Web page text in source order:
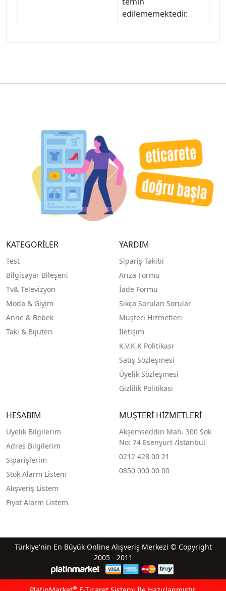
edilememektedir.
KATEGORİLER
Test
Bilgisayar Bileşeni
Tv& Televizyon
Moda & Giyim
Anne & Bebek
Takı & Bijüteri
YARDIM
Sipariş Takibi
Arıza Formu
İade Formu
Sıkça Sorulan Sorular
Müşteri Hizmetleri
İletişim
K.V.K.K Politikası
Satış Sözleşmesi
Üyelik Sözleşmesi
Gizlilik Politikası
HESABIM
Üyelik Bilgilerim
Adres Bilgilerim
Siparişlerim
Stok Alarm Listem
Alışveriş Listem
Fiyat Alarm Listem
MÜŞTERİ HİZMETLERİ
Akşemseddin Mah. 300 Sok
No: 74 Esenyurt /İstanbul
0212 428 00 21
0850 000 00 00
Türkiye'nin En Büyük Online Alışveriş Merkezi © Copyright
2005 - 2011
®